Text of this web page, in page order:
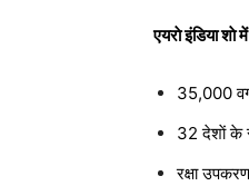
एयराे इंडिया शाे
35,000
32 देशाें के
रक्षा